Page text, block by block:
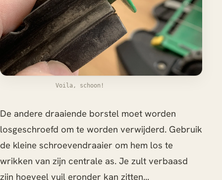
Voila, schoon!
De andere draaiende borstel moet worden
losgeschroefd om te worden verwijderd. Gebruik
de kleine schroevendraaier om hem los te
wrikken van zijn centrale as. Je zult verbaasd
zijn hoeveel vuil eronder kan zitten...